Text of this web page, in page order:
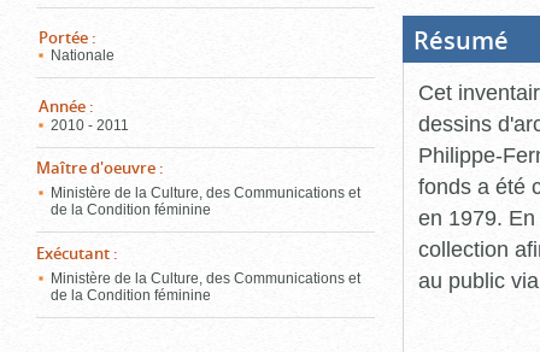
Portée :
Nationale
Année :
2010 - 2011
Maître d'oeuvre :
Ministère de la Culture, des Communications et
de la Condition féminine
Exécutant :
Ministère de la Culture, des Communications et
de la Condition féminine
Résumé
Cet
dessins
Philippe-
fonds a été
en 1979.
collection
au public